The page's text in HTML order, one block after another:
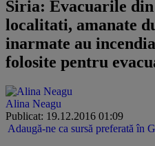
Siria: Evacuarile
localitati, amanate
inarmate au
folosite pentru
Alina Neagu
Publicat: 19.12.2016 01:09
Adaugă-ne ca sursă preferată în